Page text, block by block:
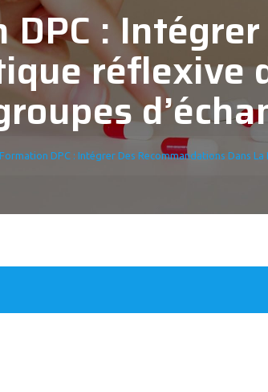
DPC :
réflexive
Formation DPC : Intégrer Des Recommandations Dans